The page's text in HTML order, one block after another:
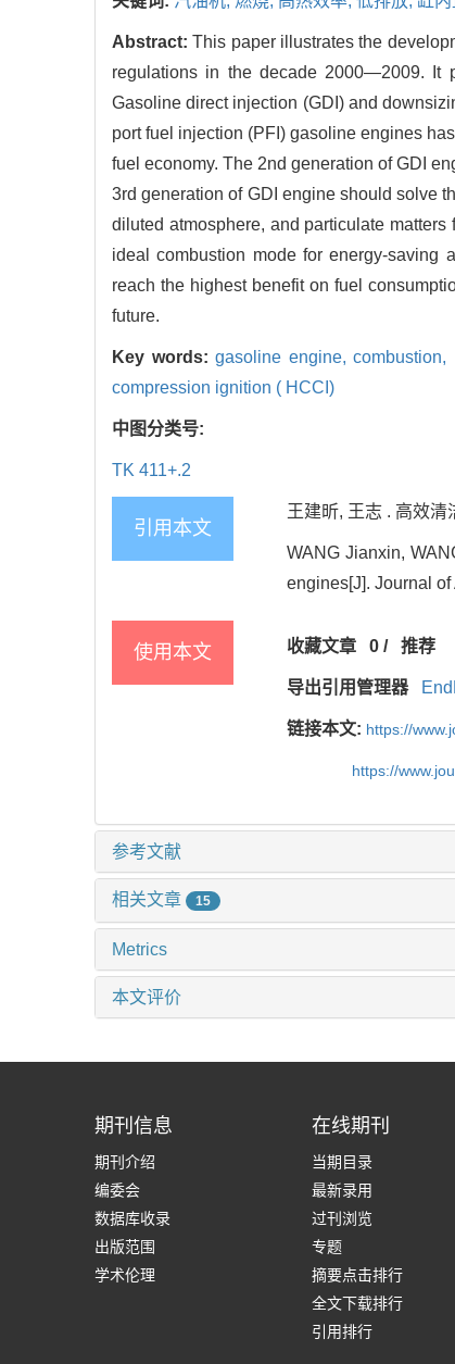
Abstract:This paper illustrates the
regulations in the decade 2000—2009. It
Gasoline direct injection (GDI) and
port fuel injection (PFI) gasoline engines
fuel economy. The 2nd generation of GDI
3rd generation of GDI engine should solve
diluted atmosphere, and particulate
ideal combustion mode for energy-saving
reach the highest benefit on fuel
future.
Key words:gasoline engine,combustion,
compression ignition ( HCCI)
中图分类号:
TK 411+.2
引用本文
王建昕, 王志 . 高效
WANG Jianxin,
engines[J]. Journal
使用本文 收藏文章 0 /推荐
导出引用管理器
链接本文: https://
https://
参考文献
相关文章 15
Metrics
本文评价
期刊信息
期刊介绍
编委会
数据库收录
出版范围
学术伦理
在线期刊
当期目录
最新录用
过刊浏览
专题
摘要点击排行
全文下载排行
引用排行